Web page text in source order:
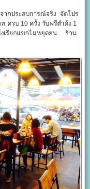
กประสบการณ์จริง จัดโปร
ครบ 10 ครั้ง รับฟรีตำด้ง 1
เรียกแขกไม่หยุดย่น… ร้าน